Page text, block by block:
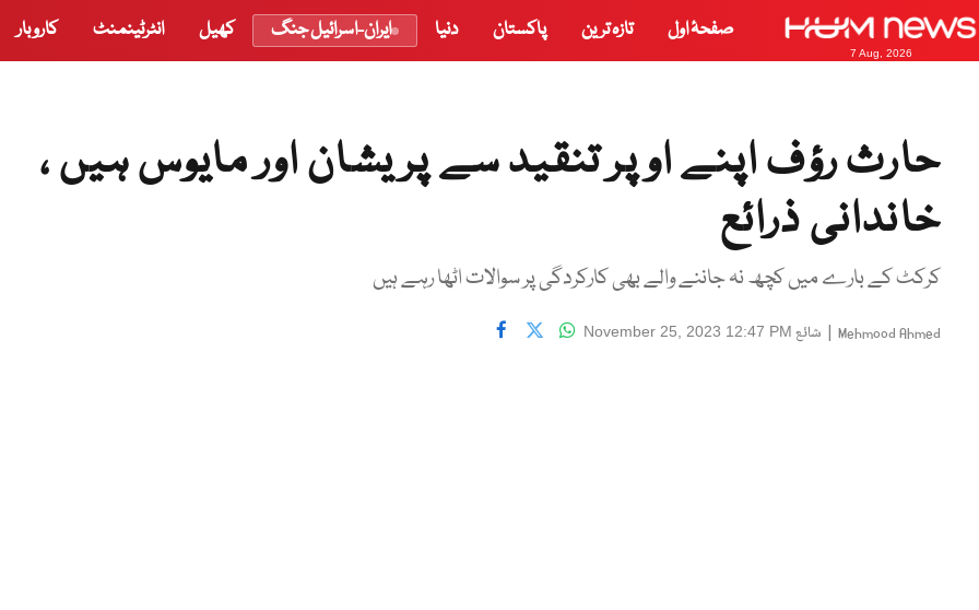
7 Aug, 2026
صفحۂ اول تازہ ترین پاکستان دنیا ایران-اسرائیل جنگ کھیل انٹرٹینمنٹ کاروبار
حارث رؤف اپنے اوپر تنقید سے پریشان اور مایوس ہیں ،
خاندانی ذرائع
کرکٹ کے بارے میں کچھ نہ جاننے والے بھی کارکردگی پر سوالات اٹھا رہے ہیں
Mehmood Ahmed
| شائع November 25, 2023 12:47 PM